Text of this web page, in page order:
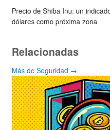
Precio de Shiba Inu: un
dólares como próxima zona
Relacionadas
Más de Seguridad →